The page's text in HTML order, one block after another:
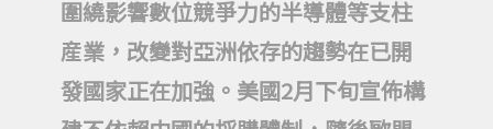
圍繞影響數位競爭力的半導體等支柱
産業，改變對亞洲依存的趨勢在已開
發國家正在加強。美國2月下旬宣佈構